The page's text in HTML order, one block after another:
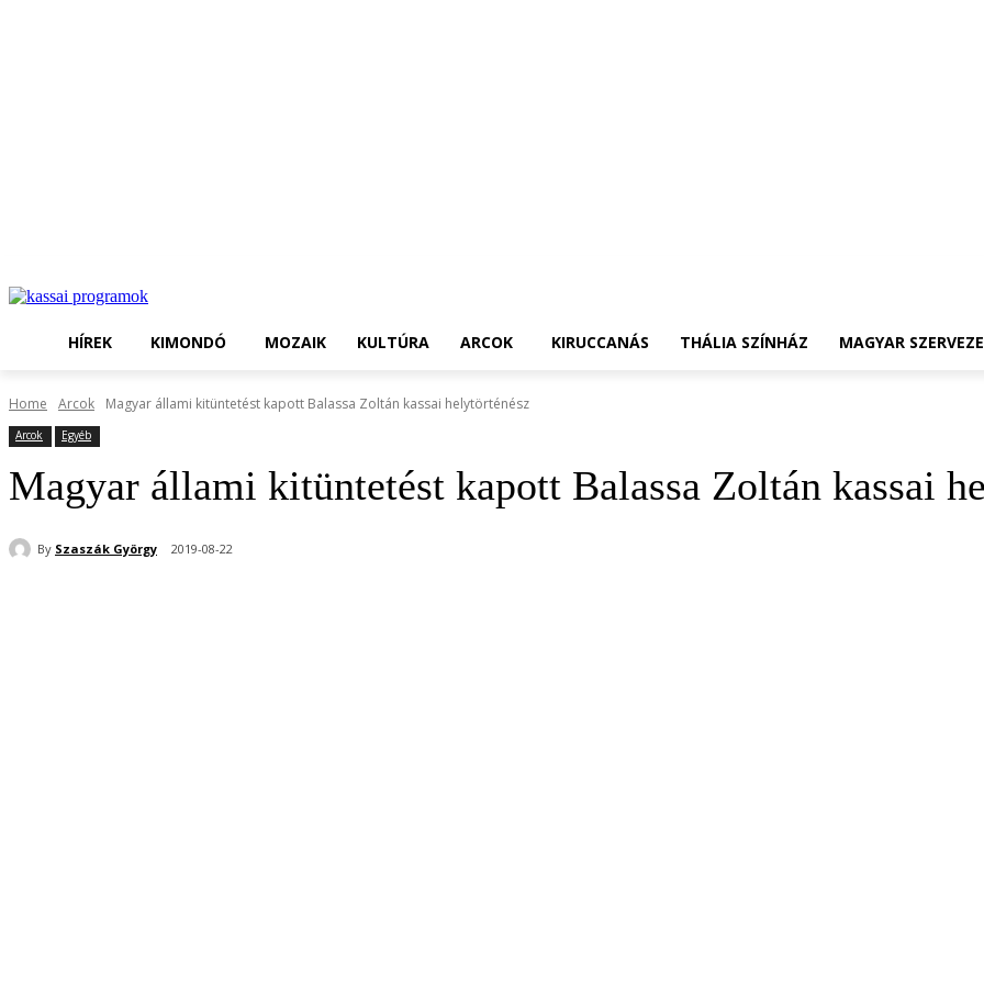
HÍREK KIMONDÓ MOZAIK KULTÚRA ARCOK KIRUCCANÁS THÁLIA SZÍNHÁZ MAGYAR
Home Arcok Magyar állami kitüntetést kapott Balassa Zoltán kassai helytörténész
Arcok Egyéb
Magyar állami kitüntetést kapott Balassa Zoltán kassai
By Szaszák György 2019-08-22